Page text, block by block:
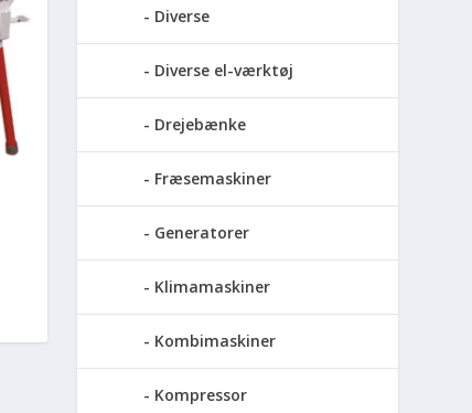
Diverse
Diverse el-værktøj
Drejebænke
Fræsemaskiner
Generatorer
Klimamaskiner
Kombimaskiner
Kompressor